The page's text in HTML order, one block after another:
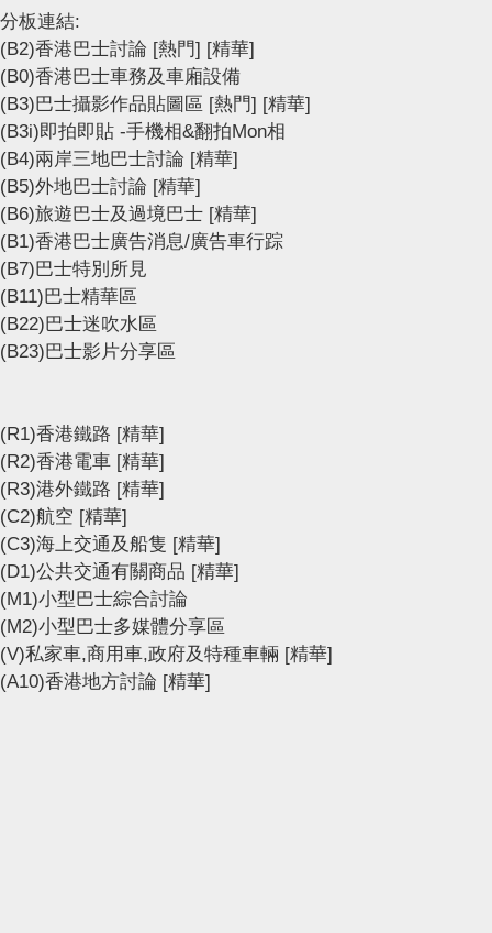
分板連結:
(B2)香港巴士討論 [熱門] [精華]
(B0)香港巴士車務及車廂設備
(B3)巴士攝影作品貼圖區 [熱門] [精華]
(B3i)即拍即貼 -手機相&翻拍Mon相
(B4)兩岸三地巴士討論 [精華]
(B5)外地巴士討論 [精華]
(B6)旅遊巴士及過境巴士 [精華]
(B1)香港巴士廣告消息/廣告車行踪
(B7)巴士特別所見
(B11)巴士精華區
(B22)巴士迷吹水區
(B23)巴士影片分享區
(R1)香港鐵路 [精華]
(R2)香港電車 [精華]
(R3)港外鐵路 [精華]
(C2)航空 [精華]
(C3)海上交通及船隻 [精華]
(D1)公共交通有關商品 [精華]
(M1)小型巴士綜合討論
(M2)小型巴士多媒體分享區
(V)私家車,商用車,政府及特種車輛 [精華]
(A10)香港地方討論 [精華]